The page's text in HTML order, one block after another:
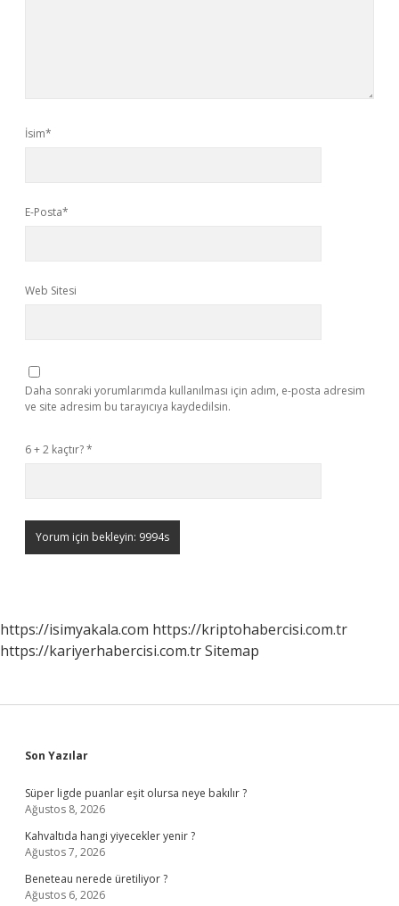
İsim*
E-Posta*
Web Sitesi
Daha sonraki yorumlarımda kullanılması için adım, e-posta adresim
ve site adresim bu tarayıcıya kaydedilsin.
6 + 2 kaçtır?*
https://isimyakala.com https://kriptohabercisi.com.tr
https://kariyerhabercisi.com.trSitemap
Sidebar
Son Yazılar
Süper ligde puanlar eşit olursa neye bakılır ?
Ağustos 8, 2026
Kahvaltıda hangi yiyecekler yenir ?
Ağustos 7, 2026
Beneteau nerede üretiliyor ?
Ağustos 6, 2026